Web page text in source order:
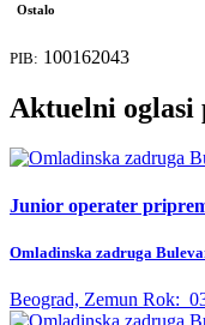
Ostalo
PIB: 100162043
Aktuelni oglasi
Junior operater
Omladinska zadruga
Beograd, Zemun Rok: